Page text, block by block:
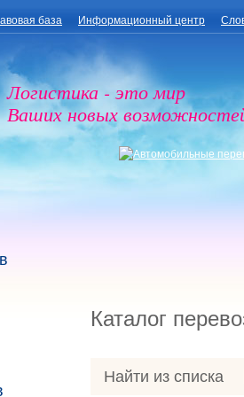
база Информационный центр
Логистика - это мир
Ваших новых
Каталог
Найти из списка